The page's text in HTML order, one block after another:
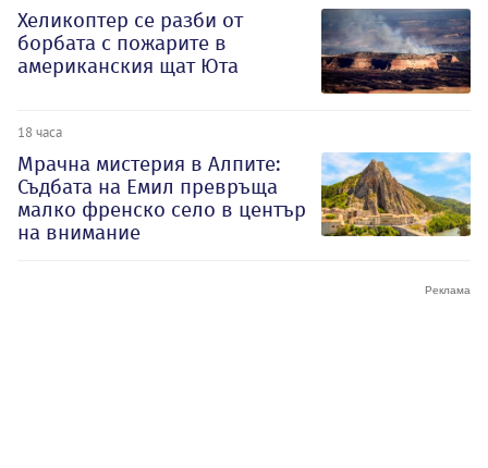
Хеликоптер се разби от
борбата с пожарите в
американския щат Юта
18 часа
Мрачна мистерия в Алпите:
Съдбата на Емил превръща
малко френско село в център
на внимание